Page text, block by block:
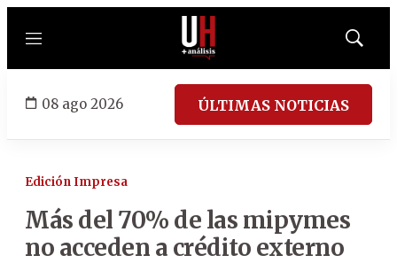
Menú
Mostrar
08 ago 2026 ÚLTIMAS NOTICIAS
Edición Impresa
Más del 70% de las mipymes
no acceden a crédito externo